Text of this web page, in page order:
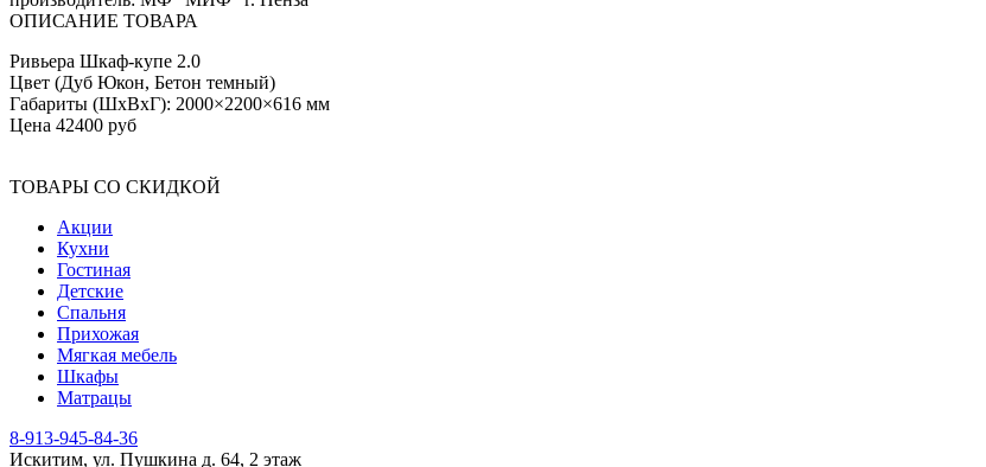
ОПИСАНИЕ ТОВАРА
Ривьера Шкаф-купе 2.0
Цвет (Дуб Юкон, Бетон темный)
Габариты (ШхВхГ): 2000×2200×616 мм
Цена 42400 руб
ТОВАРЫ СО СКИДКОЙ
Акции
Кухни
Гостиная
Детские
Спальня
Прихожая
Мягкая мебель
Шкафы
Матрацы
8-913-945-84-36
Искитим, ул. Пушкина д. 64, 2 этаж